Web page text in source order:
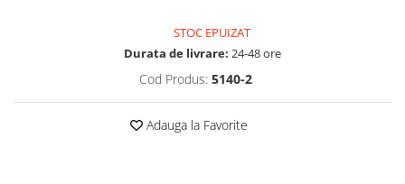
STOC EPUIZAT
Durata de livrare: 24-48 ore
Cod Produs: 5140-2
Adauga la Favorite